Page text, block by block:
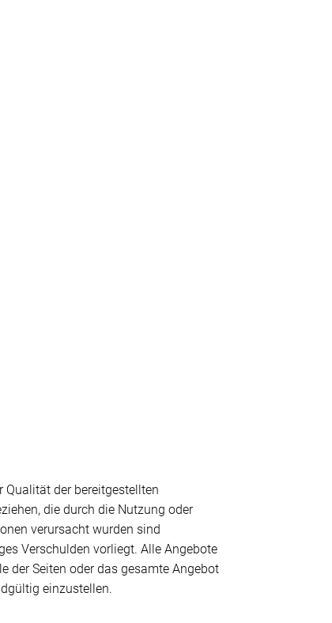
Qualität der bereitgestellten
die durch die Nutzung oder
verursacht wurden sind
Verschulden vorliegt. Alle Angebote
der Seiten oder das gesamte Angebot
einzustellen.